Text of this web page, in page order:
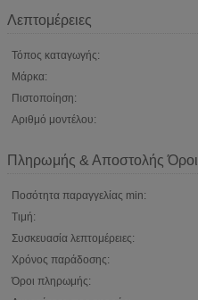
Λεπτομέρειες
Τόπος καταγωγής:
Μάρκα:
Πιστοποίηση:
Αριθμό μοντέλου:
Πληρωμής & Αποστολής Όροι
Ποσότητα παραγγελίας min:
Τιμή:
Συσκευασία λεπτομέρειες:
Χρόνος παράδοσης:
Όροι πληρωμής: